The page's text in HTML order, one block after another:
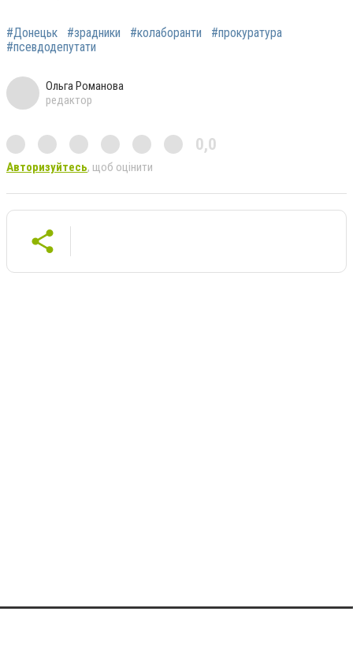
#Донецьк #зрадники #колаборанти
#прокуратура
#псевдодепутати
Ольга Романова
редактор
0,0
Авторизуйтесь, щоб оцінити